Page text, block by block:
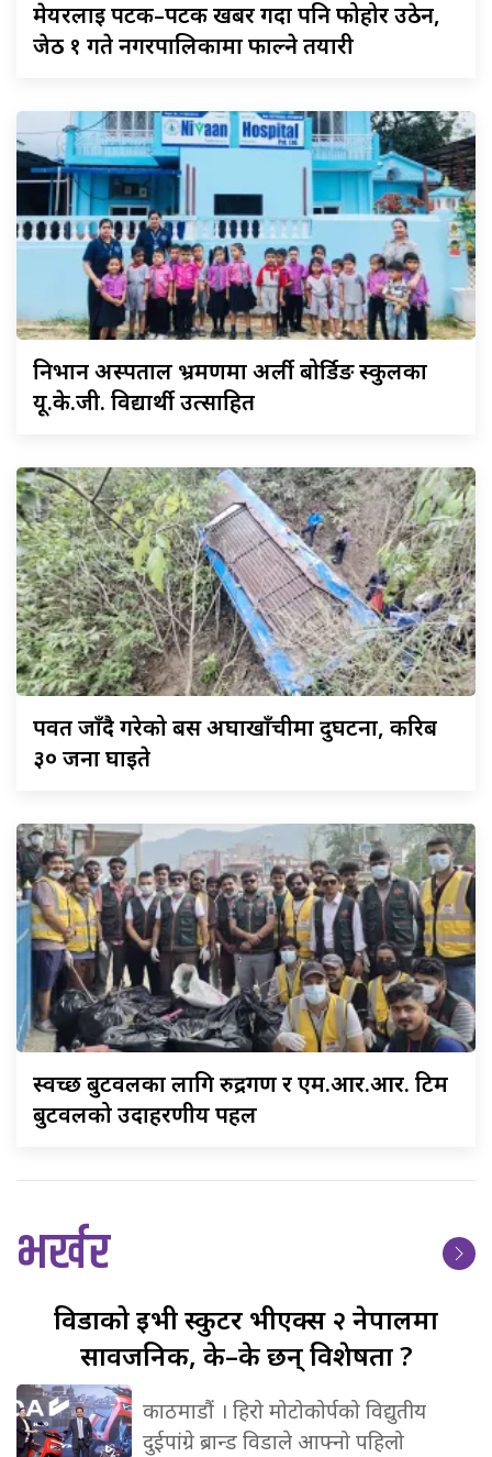
मेयरलाईपटक–पटक खबर गर्दा पनि फोहोर उठेन,
जेठ १ गते नगरपालिकामा फाल्ने तयारी
निभानअस्पताल भ्रमणमा अर्ली बोर्डिङ स्कुलका
यू.के.जी. विद्यार्थी उत्साहित
पर्वतजाँदै गरेको बस अर्घाखाँचीमा दुर्घटना, करिब
३० जना घाइते
स्वच्छबुटवलका लागि रुद्रगण र एम.आर.आर. टिम
बुटवलको उदाहरणीय पहल
भर्खर
विडाकोईभी स्कुटर भीएक्स २ नेपालमा
सार्वजनिक, के–के छन् विशेषता ?
काठमाडौं । हिरो मोटोकोर्पको विद्युतीय
दुईपांग्रे ब्रान्ड विडाले आफ्नो पहिलो